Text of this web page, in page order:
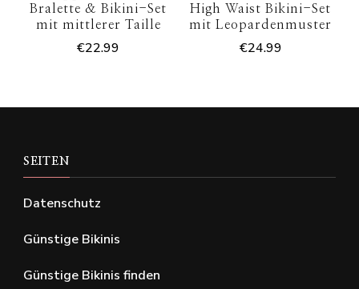
Bralette & Bikini-Set
mit mittlerer Taille
€22.99
High Waist Bikini-Set
mit Leopardenmuster
€24.99
SEITEN
Datenschutz
Günstige Bikinis
Günstige Bikinis finden